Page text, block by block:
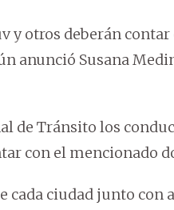
y otros deberán
anunció Susana
de Tránsito los
con el mencionado
ciudad junto con